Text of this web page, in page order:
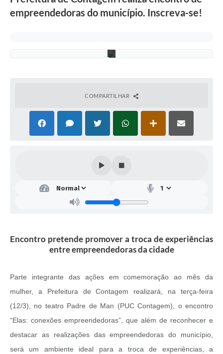
empreendedoras do município. Inscreva-se!
m
COMPARTILHAR
Encontro pretende promover a troca de experiências
entre empreendedoras da cidade
Parte integrante das ações em comemoração ao mês da
mulher, a Prefeitura de Contagem realizará, na terça-feira
(12/3), no teatro Padre de Man (PUC Contagem), o encontro
“Elas: conexões empreendedoras”, que além de reconhecer e
destacar as realizações das empreendedoras do município,
será um ambiente ideal para a troca de experiências, a